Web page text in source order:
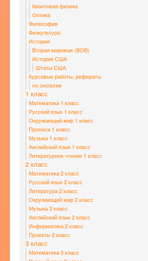
Квантовая физика
Оптика
Философия
Физкультура
История
Вторая мировая (ВОВ)
История США
Штаты США
Курсовые работы, рефераты
по экологии
1 класс
Математика 1 класс
Русский язык 1 класс
Окружающий мир 1 класс
Прописи 1 класс
Музыка 1 класс
Английский язык 1 класс
Литературное чтение 1 класс
2 класс
Математика 2 класс
Русский язык 2 класс
Литература 2 класс
Окружающий мир 2 класс
Музыка 2 класс
Английский язык 2 класс
Информатика 2 класс
Проекты 2 класс
3 класс
Математика 3 класс